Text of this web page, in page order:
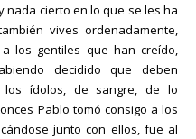
nada cierto en lo que se les ha
vives ordenadamente,
los gentiles que han creído,
decidido que deben
ídolos, de sangre, de lo
Pablo tomó consigo a los
junto con ellos, fue al